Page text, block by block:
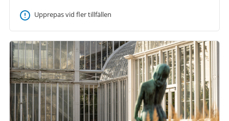
Upprepas vid fler tillfällen